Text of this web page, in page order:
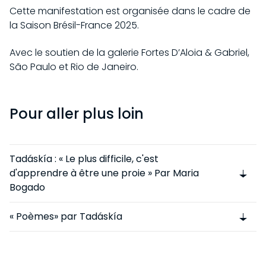
INFORMATIONS PRATIQUES
PARTICULIERS
EXPOSITIONS
À VENIR
Cette manifestation est organisée dans le cadre de
la Saison Brésil-France 2025.
Avec le soutien de la galerie Fortes D’Aloia & Gabriel,
São Paulo et Rio de Janeiro.
Pour aller plus loin
Tadáskía : « Le plus difficile, c'est
d'apprendre à être une proie » Par Maria
Bogado
« Poèmes» par Tadáskía